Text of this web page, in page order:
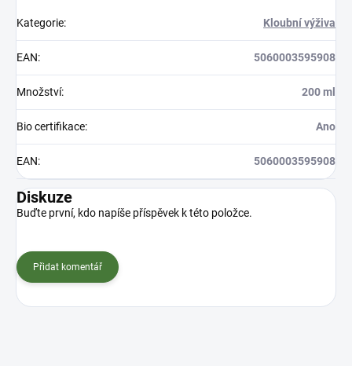
Kategorie: Kloubní výživa
EAN: 5060003595908
Množství: 200 ml
Bio certifikace: Ano
EAN: 5060003595908
Diskuze
Buďte první, kdo napíše příspěvek k této položce.
Přidat komentář